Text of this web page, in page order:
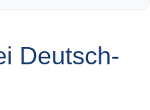
Deutsch-